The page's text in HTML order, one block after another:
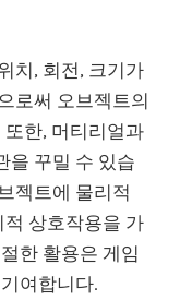
치, 회전, 크기가
로써 오브젝트의
한, 머티리얼과
을 꾸밀 수 있습
젝트에 물리적
적 상호작용을 가
한 활용은 게임
여합니다.